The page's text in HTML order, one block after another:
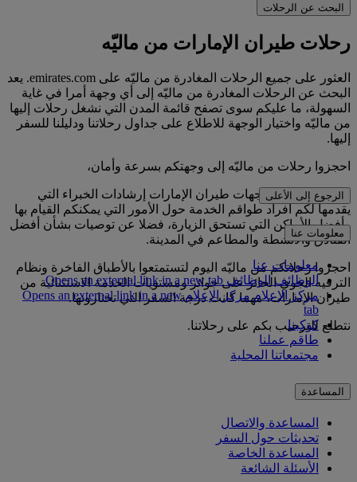
البحث عن الرحلات
رحلات طيران الإمارات من ماليّه
العثور على جميع الرحلات المغادرة من ماليّه على emirates.com. يعد
البحث عن الرحلات المغادرة من ماليّه إلى أي وجهة أمرا في غاية
السهولة، ما عليكم سوى تصفح قائمة المدن التي نشغل رحلات إليها
من ماليّه واختيار الوجهة للاطلاع على جداول رحلاتنا ودليلنا للسفر
إليها.
احجزوا رحلات من ماليّه إلى وجهتكم بسرعة وأمان،
ويوفر لكم دليل وجهات طيران الإمارات إرشادات الخبراء التي
يقدمها لكم أفراد طواقم الخدمة حول الأمور التي يمكنكم القيام بها
وأفضل الأماكن التي تستحق الزيارة، فضلا عن توصيات بشأن أفضل
الفنادق والأنشطة والمطاعم في المدينة.
احجزوا رحلاتكم من ماليّه اليوم لتستمتعوا بالأطباق الفاخرة ونظام
الترفيه الجوي الحائز على جوائز ومستويات الخدمة الاستثنائية من
طيران الإمارات، مهما كانت درجة السفر التي تختارونها.
نتطلع للترحيب بكم على رحلاتنا.
الرجوع إلى الأعلى
معلومات عنا
معلومات عنا
الوظائفالوظائف Opens an external link in a new tab
مركز الإعلام
مركز الإعلام Opens an external link in a new
tab
كوكبنا
طاقم عملنا
مجتمعاتنا المحلية
المساعدة
المساعدة والاتصال
تحديثات حول السفر
المساعدة الخاصة
الأسئلة الشائعة